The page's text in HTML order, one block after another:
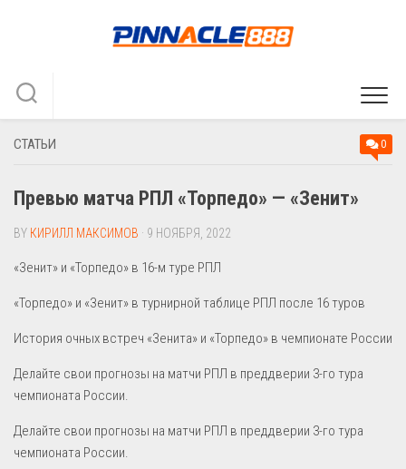
СТАТЬИ 0
Превью матча РПЛ «Торпедо» — «Зенит»
BY КИРИЛЛ МАКСИМОВ · 9 НОЯБРЯ, 2022
«Зенит» и «Торпедо» в 16-м туре РПЛ
«Торпедо» и «Зенит» в турнирной таблице РПЛ после 16 туров
История очных встреч «Зенита» и «Торпедо» в чемпионате России
Делайте свои прогнозы на матчи РПЛ в преддверии 3-го тура
чемпионата России.
Делайте свои прогнозы на матчи РПЛ в преддверии 3-го тура
чемпионата России.